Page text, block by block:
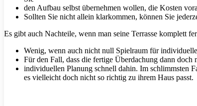
den Aufbau selbst übernehmen wollen, die Kosten
Sollten Sie nicht allein klarkommen, können Sie
Es gibt auch Nachteile, wenn man seine Terrasse komplett
Wenig, wenn auch nicht null Spielraum für
Für den Fall, dass die fertige Überdachung dann doch
individuellen Planung schnell dahin. Im schlimmsten
es vielleicht doch nicht so richtig zu ihrem Haus passt.